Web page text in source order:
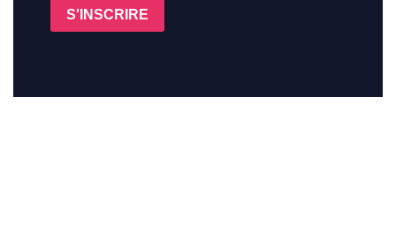
S'INSCRIRE